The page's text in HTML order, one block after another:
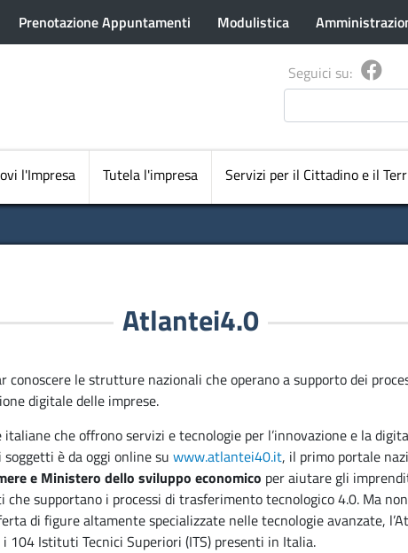
Salta
al
Prenotazione Appuntamenti Modulistica
Seguici su:
Navigazione principale
l'Impresa Tutela l'impresa Servizi per il Cittadino e il
Atlantei4.0
conoscere le strutture nazionali che operano a supporto dei
digitale delle imprese.
che offrono servizi e tecnologie per l’innovazione e la
è da oggi online su www.atlantei40.it, il primo portale
e Ministero dello sviluppo economico per aiutare gli
supportano i processi di trasferimento tecnologico 4.0. Ma
di figure altamente specializzate nelle tecnologie avanzate,
104 Istituti Tecnici Superiori (ITS) presenti in Italia.